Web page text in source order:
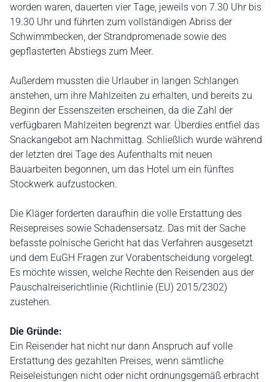
worden waren, dauerten vier Tage, jeweils von 7.30 Uhr bis
19.30 Uhr und führten zum vollständigen Abriss der
Schwimmbecken, der Strandpromenade sowie des
gepflasterten Abstiegs zum Meer.
Außerdem mussten die Urlauber in langen Schlangen
anstehen, um ihre Mahlzeiten zu erhalten, und bereits zu
Beginn der Essenszeiten erscheinen, da die Zahl der
verfügbaren Mahlzeiten begrenzt war. Überdies entfiel das
Snackangebot am Nachmittag. Schließlich wurde während
der letzten drei Tage des Aufenthalts mit neuen
Bauarbeiten begonnen, um das Hotel um ein fünftes
Stockwerk aufzustocken.
Die Kläger forderten daraufhin die volle Erstattung des
Reisepreises sowie Schadensersatz. Das mit der Sache
befasste polnische Gericht hat das Verfahren ausgesetzt
und dem EuGH Fragen zur Vorabentscheidung vorgelegt.
Es möchte wissen, welche Rechte den Reisenden aus der
Pauschalreiserichtlinie (Richtlinie (EU) 2015/2302)
zustehen.
Die Gründe:
Ein Reisender hat nicht nur dann Anspruch auf volle
Erstattung des gezahlten Preises, wenn sämtliche
Reiseleistungen nicht oder nicht ordnungsgemäß erbracht